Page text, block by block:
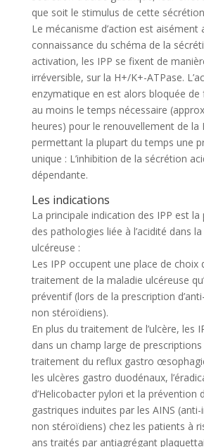
que soit le stimulus de cette
Le mécanisme d’action est aisément
connaissance du schéma de la
activation, les IPP se fixent de
irréversible, sur la H+/K+-ATPase.
enzymatique en est alors bloquée
au moins le temps nécessaire
heures) pour le renouvellement de la
permettant la plupart du temps une
unique : L’inhibition de la sécrétion
dépendante.
Les indications
La principale indication des IPP est la
des pathologies liée à l’acidité dans
ulcéreuse :
Les IPP occupent une place de choix
traitement de la maladie ulcéreuse
préventif (lors de la prescription
non stéroïdiens).
En plus du traitement de l’ulcère, les
dans un champ large de
traitement du reflux gastro
les ulcères gastro duodénaux,
d’Helicobacter pylori et la prévention
gastriques induites par les AINS
non stéroïdiens) chez les patients à
ans traités par antiagrégant